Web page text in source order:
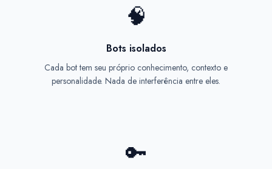
🧠
Bots isolados
Cada bot tem seu próprio conhecimento, contexto e
personalidade. Nada de interferência entre eles.
🔑